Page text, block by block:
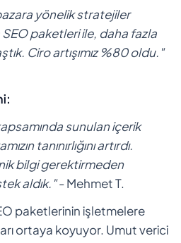
yönelik stratejiler
paketleri ile, daha fazla
Ciro artışımız %80 oldu."
sunulan içerik
tanınırlığını artırdı.
bilgi gerektirmeden
aldık."- Mehmet T.
paketlerinin işletmelere
ortaya koyuyor. Umut verici